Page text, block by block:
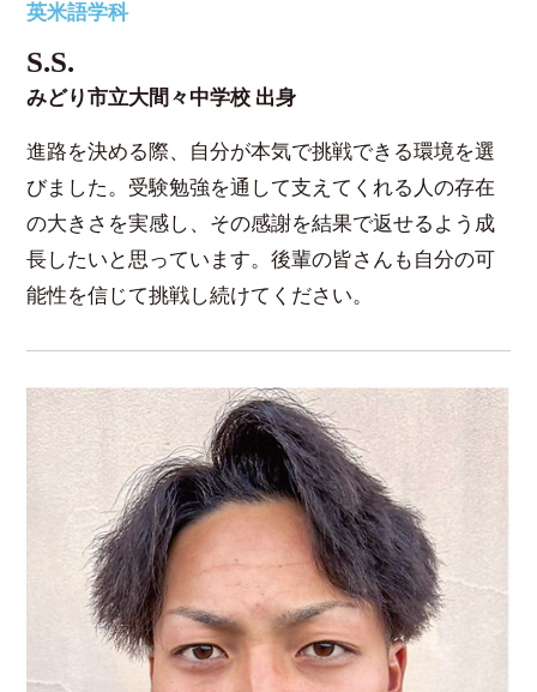
英米語学科
S.S.
みどり市立大間々中学校 出身
進路を決める際、自分が本気で挑戦できる環境を選
びました。受験勉強を通して支えてくれる人の存在
の大きさを実感し、その感謝を結果で返せるよう成
長したいと思っています。後輩の皆さんも自分の可
能性を信じて挑戦し続けてください。